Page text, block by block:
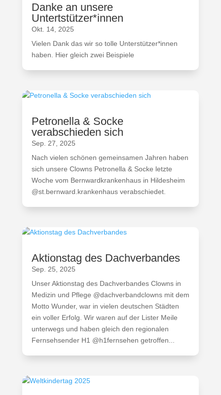
Danke an unsere
Untertstützer*innen
Okt. 14, 2025
Vielen Dank das wir so tolle Unterstützer*innen
haben. Hier gleich zwei Beispiele
Petronella & Socke
verabschieden sich
Sep. 27, 2025
Nach vielen schönen gemeinsamen Jahren haben
sich unsere Clowns Petronella & Socke letzte
Woche vom Bernwardkrankenhaus in Hildesheim
@st.bernward.krankenhaus verabschiedet.
Aktionstag des Dachverbandes
Sep. 25, 2025
Unser Aktionstag des Dachverbandes Clowns in
Medizin und Pflege @dachverbandclowns mit dem
Motto Wunder, war in vielen deutschen Städten
ein voller Erfolg. Wir waren auf der Lister Meile
unterwegs und haben gleich den regionalen
Fernsehsender H1 @h1fernsehen getroffen...